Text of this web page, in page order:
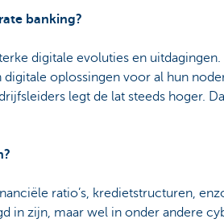
banking?
digitale evoluties en
oplossingen voor al hun
legt de lat steeds hoger.
ratio’s, kredietstructuren,
in zijn, maar wel in onder andere